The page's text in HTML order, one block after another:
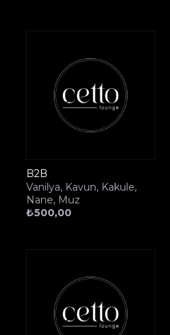
B2B
Vanilya, Kavun, Kakule,
Nane, Muz
₺500,00